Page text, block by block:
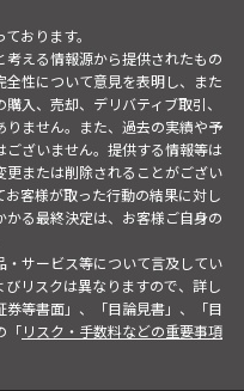
おります。
える情報源から提供されたもの
性について意見を表明し、また
入、売却、デリバティブ取引、
ません。また、過去の実績や予
ざいません。提供する情報等は
または削除されることがござい
客様が取った行動の結果に対し
る最終決定は、お客様ご自身の
サービス等について言及してい
リスクは異なりますので、詳し
等書面」、「目論見書」、「目
「リスク・手数料などの重要事項